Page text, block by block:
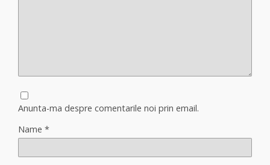
Anunta-ma despre comentarile noi prin email.
Name *